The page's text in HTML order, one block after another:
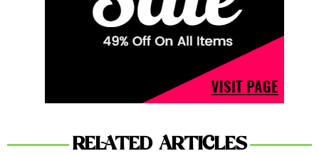
RELATED ARTICLES